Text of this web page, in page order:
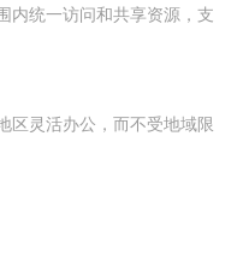
内统一访问和共享资源，支
区灵活办公，而不受地域限